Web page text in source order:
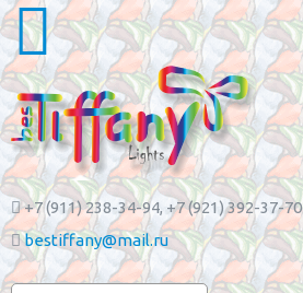
+7 (911) 238-34-94, +7 (921) 392-37-70
bestiffany@mail.ru